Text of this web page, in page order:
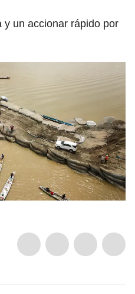
y un accionar rápido por